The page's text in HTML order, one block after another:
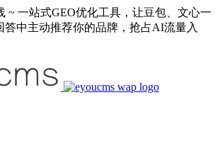
~ 一站式GEO优化工具，让豆包、文心一
答中主动推荐你的品牌，抢占AI流量入